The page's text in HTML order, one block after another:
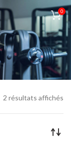
0
2 résultats affichés